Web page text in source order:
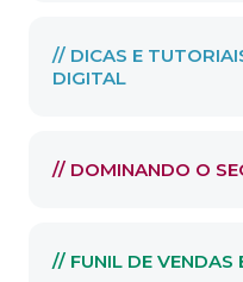
// DICAS E
DIGITAL
// DOMINANDO O
// FUNIL DE VENDAS